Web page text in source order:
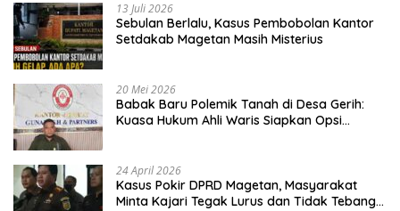
13 Juli 2026
Sebulan Berlalu, Kasus Pembobolan Kantor
Setdakab Magetan Masih Misterius
20 Mei 2026
Babak Baru Polemik Tanah di Desa Gerih:
Kuasa Hukum Ahli Waris Siapkan Opsi
24 April 2026
Kasus Pokir DPRD Magetan, Masyarakat
Minta Kajari Tegak Lurus dan Tidak Tebang